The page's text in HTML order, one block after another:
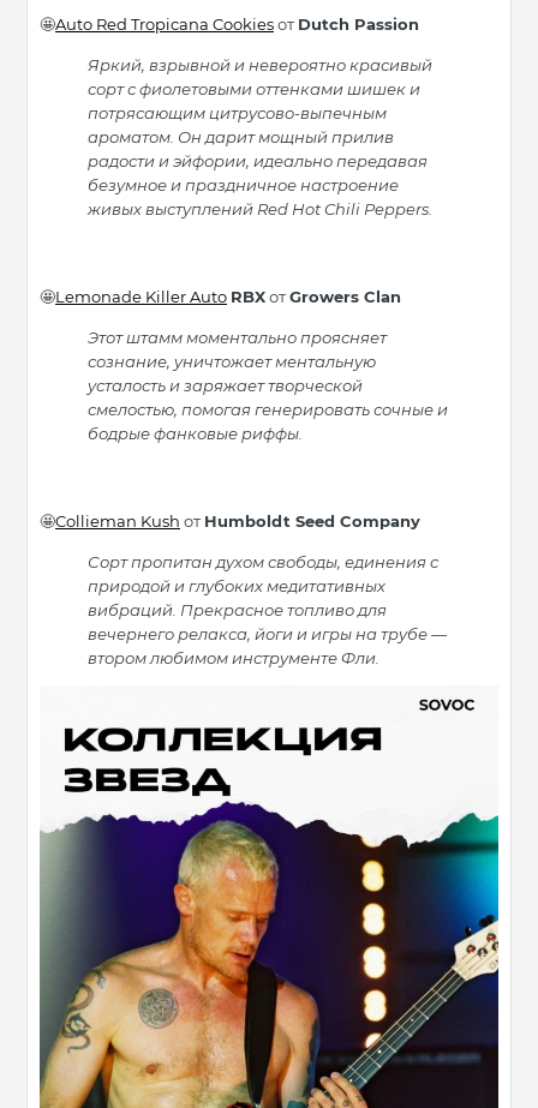
🤩Auto Red Tropicana Cookiesот Dutch Passion
Яркий, взрывной и невероятно красивый
сорт с фиолетовыми оттенками шишек и
потрясающим цитрусово-выпечным
ароматом. Он дарит мощный прилив
радости и эйфории, идеально передавая
безумное и праздничное настроение
живых выступлений Red Hot Chili Peppers.
🤩Lemonade Killer Auto RBXотGrowers Clan
Этот штамм моментально проясняет
сознание, уничтожает ментальную
усталость и заряжает творческой
смелостью, помогая генерировать сочные и
бодрые фанковые риффы.
🤩Collieman Kush от Humboldt Seed Company
Сорт пропитан духом свободы, единения с
природой и глубоких медитативных
вибраций. Прекрасное топливо для
вечернего релакса, йоги и игры на трубе —
втором любимом инструменте Фли.